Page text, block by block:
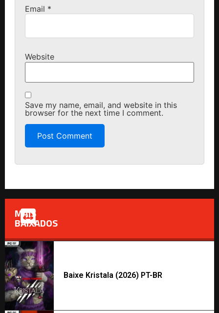
Email *
Website
Save my name, email, and website in this
browser for the next time I comment.
MAIS
BAIXADOS
Baixe Kristala (2026) PT-BR